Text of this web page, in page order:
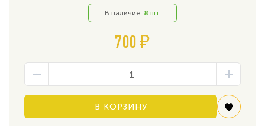
В наличие: 8 шт.
700 ₽
В КОРЗИНУ